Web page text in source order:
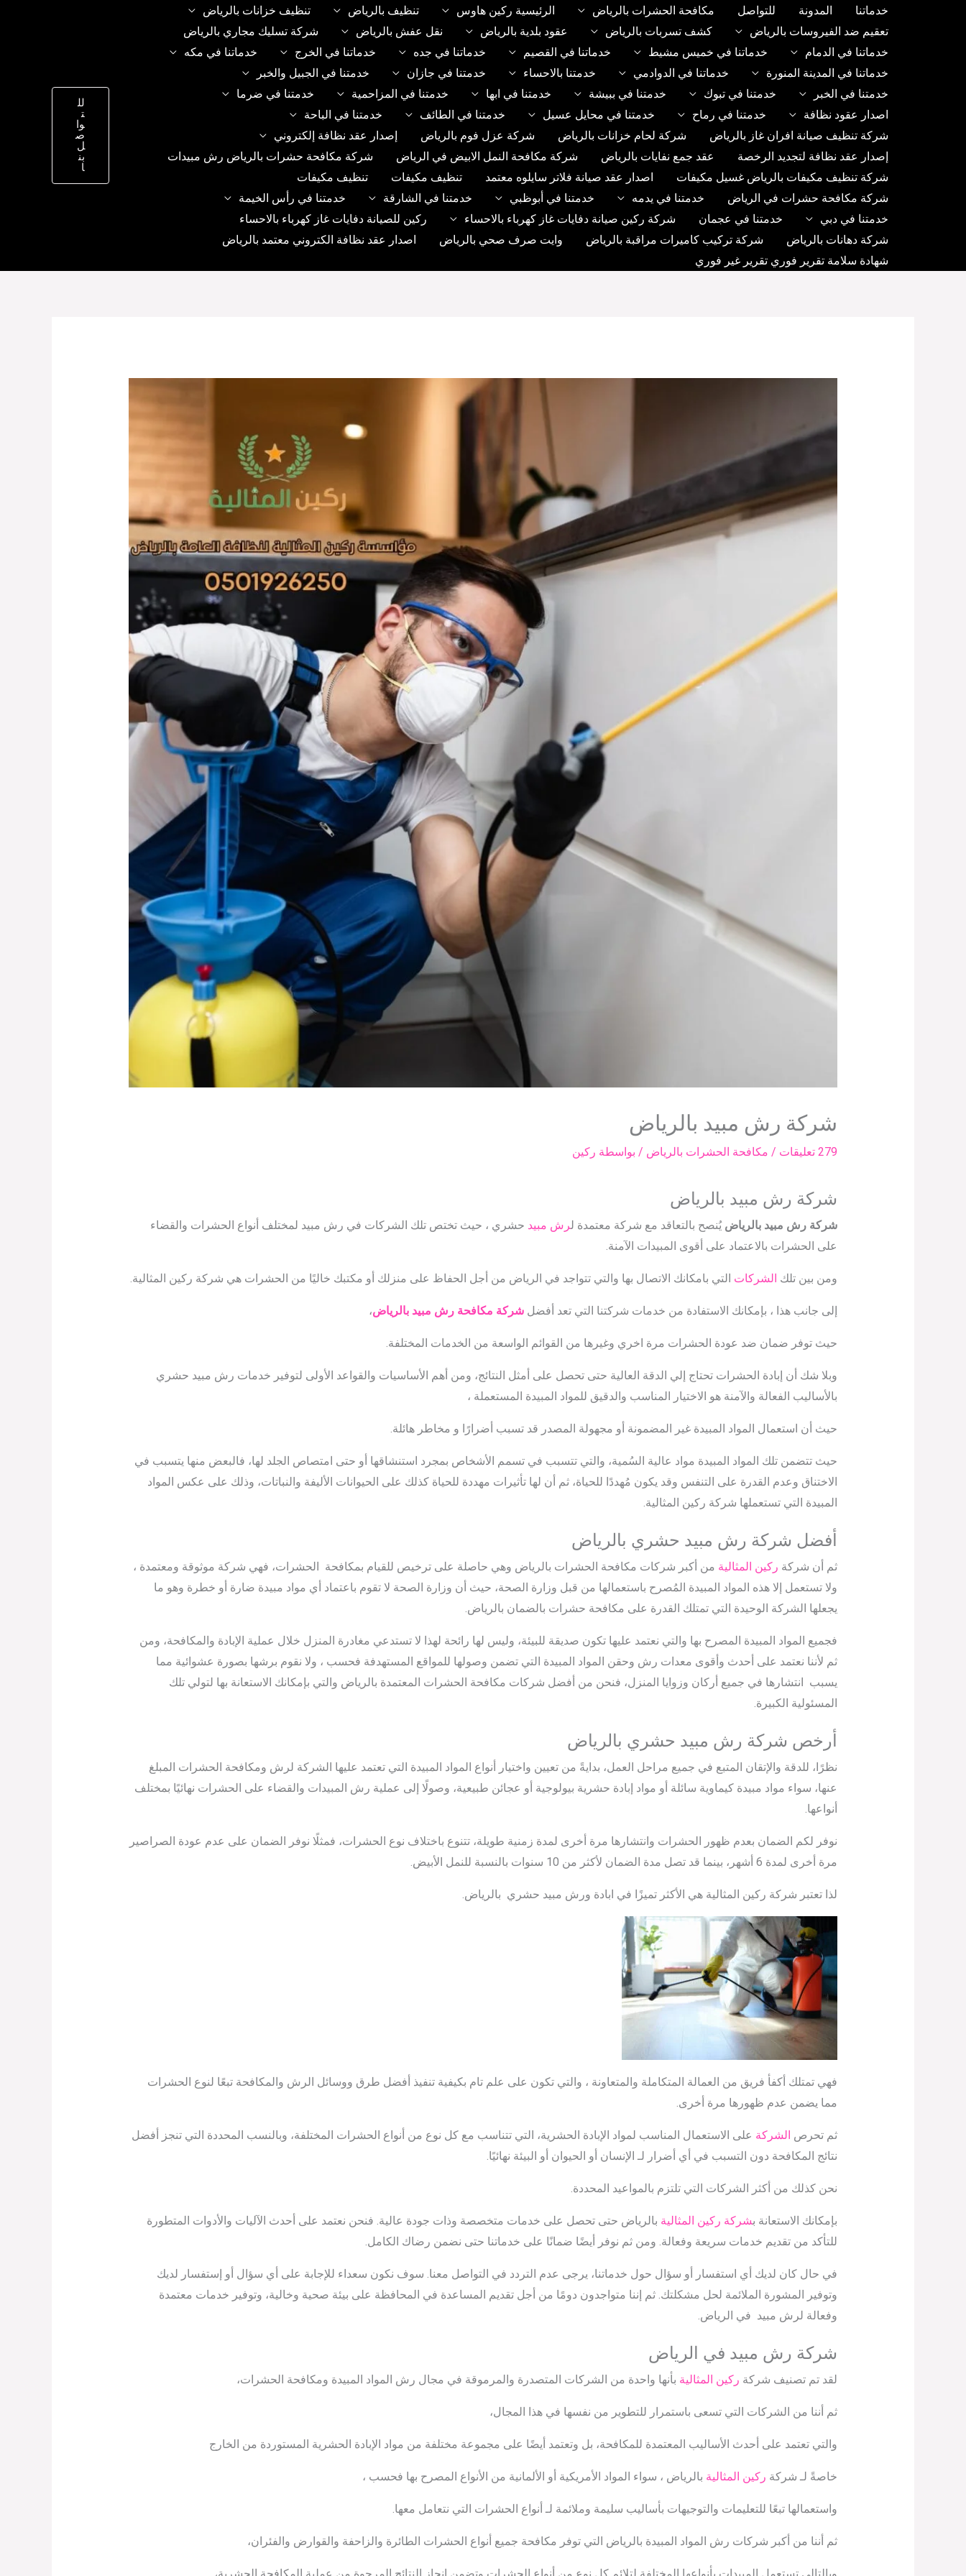
خدماتنا المدونة للتواصل مكافحة الحشرات بالرياض الرئيسية ركين هاوس تنظيف بالرياض
تنظيف خزانات بالرياض
تعقيم ضد الفيروسات بالرياض
كشف تسربات بالرياض عقود بلدية بالرياض نقل عفش بالرياض
شركة تسليك مجاري بالرياض
خدماتنا في الدمام
خدماتنا في خميس مشيط خدماتنا في القصيم خدماتنا في جده خدماتنا في الخرج
خدماتنا في مكه
خدماتنا في المدينة المنورة
خدماتنا في الدوادمي خدمتنا بالاحساء خدمتنا في جازان
خدمتنا في الجبيل والخبر
خدمتنا في الخبر
خدمتنا في تبوك خدمتنا في ببيشة خدمتنا في ابها خدمتنا في المزاحمية
خدمتنا في ضرما
اصدار عقود نظافة
خدمتنا في رماح خدمتنا في محايل عسيل خدمتنا في الطائف
خدمتنا في الباحة
شركة تنظيف صيانة افران غاز بالرياض
شركة لحام خزانات بالرياض شركة عزل فوم بالرياض
إصدار عقد نظافة إلكتروني
إصدار عقد نظافة لتجديد الرخصة
عقد جمع نفايات بالرياض شركة مكافحة النمل الابيض في الرياض
شركة مكافحة حشرات بالرياض رش مبيدات
شركة تنظيف مكيفات بالرياض غسيل مكيفات
اصدار عقد صيانة فلاتر سايلوه معتمد تنظيف مكيفات
تنظيف مكيفات
شركة مكافحة حشرات في الرياض
خدمتنا في يدمه خدمتنا في أبوظبي خدمتنا في الشارقة
خدمتنا في رأس الخيمة
خدمتنا في دبي
خدمتنا في عجمان شركة ركين صيانة دفايات غاز كهرباء بالاحساء
ركين للصيانة دفايات غاز كهرباء بالاحساء
شركة دهانات بالرياض
شركة تركيب كاميرات مراقبة بالرياض وايت صرف صحي بالرياض
اصدار عقد نظافة الكتروني معتمد بالرياض
شهادة سلامة تقرير فوري تقرير غير فوري
لل
ت
وا
ص
ل
بن
ا
شركة رش مبيد بالرياض
279 تعليقات / مكافحة الحشرات بالرياض / بواسطة ركين
شركة رش مبيد بالرياض
شركة رش مبيد بالرياض يُنصح بالتعاقد مع شركة معتمدة لرش مبيد حشري ، حيث تختص تلك الشركات في رش مبيد لمختلف أنواع الحشرات والقضاء
على الحشرات بالاعتماد على أقوى المبيدات الآمنة.
ومن بين تلك الشركات التي بامكانك الاتصال بها والتي تتواجد في الرياض من أجل الحفاظ على منزلك أو مكتبك خاليًا من الحشرات هي شركة ركين المثالية.
إلى جانب هذا ، بإمكانك الاستفادة من خدمات شركتنا التي تعد أفضل شركة مكافحة رش مبيد بالرياض،
حيث توفر ضمان ضد عودة الحشرات مرة اخري وغيرها من القوائم الواسعة من الخدمات المختلفة.
وبلا شك أن إبادة الحشرات تحتاج إلي الدقة العالية حتى تحصل على أمثل النتائج، ومن أهم الأساسيات والقواعد الأولى لتوفير خدمات رش مبيد حشري
بالأساليب الفعالة والآمنة هو الاختيار المناسب والدقيق للمواد المبيدة المستعملة ،
حيث أن استعمال المواد المبيدة غير المضمونة أو مجهولة المصدر قد تسبب أضرارًا و مخاطر هائلة.
حيث تتضمن تلك المواد المبيدة مواد عالية السُمية، والتي تتسبب في تسمم الأشخاص بمجرد استنشاقها أو حتى امتصاص الجلد لها، فالبعض منها يتسبب في
الاختناق وعدم القدرة على التنفس وقد يكون مُهددًا للحياة، ثم أن لها تأثيرات مهددة للحياة كذلك على الحيوانات الأليفة والنباتات، وذلك على عكس المواد
المبيدة التي تستعملها شركة ركين المثالية.
أفضل شركة رش مبيد حشري بالرياض
ثم أن شركة ركين المثالية من أكبر شركات مكافحة الحشرات بالرياض وهي حاصلة على ترخيص للقيام بمكافحة الحشرات، فهي شركة موثوقة ومعتمدة ،
ولا تستعمل إلا هذه المواد المبيدة المُصرح باستعمالها من قبل وزارة الصحة، حيث أن وزارة الصحة لا تقوم باعتماد أي مواد مبيدة ضارة أو خطرة وهو ما
يجعلها الشركة الوحيدة التي تمتلك القدرة على مكافحة حشرات بالضمان بالرياض.
فجميع المواد المبيدة المصرح بها والتي نعتمد عليها تكون صديقة للبيئة، وليس لها رائحة لهذا لا تستدعي مغادرة المنزل خلال عملية الإبادة والمكافحة، ومن
ثم لأننا نعتمد على أحدث وأقوى معدات رش وحقن المواد المبيدة التي تضمن وصولها للمواقع المستهدفة فحسب ، ولا نقوم برشها بصورة عشوائية مما
يسبب انتشارها في جميع أركان وزوايا المنزل، فنحن من أفضل شركات مكافحة الحشرات المعتمدة بالرياض والتي بإمكانك الاستعانة بها لتولي تلك
المسئولية الكبيرة.
أرخص شركة رش مبيد حشري بالرياض
نظرًا، للدقة والإتقان المتبع في جميع مراحل العمل، بدايةً من تعيين واختيار أنواع المواد المبيدة التي تعتمد عليها الشركة لرش ومكافحة الحشرات المبلغ
عنها، سواء مواد مبيدة كيماوية سائلة أو مواد إبادة حشرية بيولوجية أو عجائن طبيعية، وصولًا إلى عملية رش المبيدات والقضاء على الحشرات نهائيًا بمختلف
أنواعها.
نوفر لكم الضمان بعدم ظهور الحشرات وانتشارها مرة أخرى لمدة زمنية طويلة، تتنوع باختلاف نوع الحشرات، فمثلًا نوفر الضمان على عدم عودة الصراصير
مرة أخرى لمدة 6 أشهر، بينما قد تصل مدة الضمان لأكثر من 10 سنوات بالنسبة للنمل الأبيض.
لذا تعتبر شركة ركين المثالية هي الأكثر تميزًا في ابادة ورش مبيد حشري بالرياض.
فهي تمتلك أكفأ فريق من العمالة المتكاملة والمتعاونة ، والتي تكون على علم تام بكيفية تنفيذ أفضل طرق ووسائل الرش والمكافحة تبعًا لنوع الحشرات
مما يضمن عدم ظهورها مرة أخرى.
ثم تحرص الشركة على الاستعمال المناسب لمواد الإبادة الحشرية، التي تتناسب مع كل نوع من أنواع الحشرات المختلفة، وبالنسب المحددة التي تنجز أفضل
نتائج المكافحة دون التسبب في أي أضرار لـ الإنسان أو الحيوان أو البيئة نهائيًا.
نحن كذلك من أكثر الشركات التي تلتزم بالمواعيد المحددة.
بإمكانك الاستعانة بشركة ركين المثالية بالرياض حتى تحصل على خدمات متخصصة وذات جودة عالية. فنحن نعتمد على أحدث الآليات والأدوات المتطورة
للتأكد من تقديم خدمات سريعة وفعالة. ومن ثم نوفر أيضًا ضمانًا على خدماتنا حتى نضمن رضاك الكامل.
في حال كان لديك أي استفسار أو سؤال حول خدماتنا، يرجى عدم التردد في التواصل معنا. سوف نكون سعداء للإجابة على أي سؤال أو إستفسار لديك
وتوفير المشورة الملائمة لحل مشكلتك. ثم إننا متواجدون دومًا من أجل تقديم المساعدة في المحافظة على بيئة صحية وخالية، وتوفير خدمات معتمدة
وفعالة لرش مبيد في الرياض.
شركة رش مبيد في الرياض
لقد تم تصنيف شركة ركين المثالية بأنها واحدة من الشركات المتصدرة والمرموقة في مجال رش المواد المبيدة ومكافحة الحشرات،
ثم أننا من الشركات التي تسعى باستمرار للتطوير من نفسها في هذا المجال،
والتي تعتمد على أحدث الأساليب المعتمدة للمكافحة، بل وتعتمد أيضًا على مجموعة مختلفة من مواد الإبادة الحشرية المستوردة من الخارج
خاصةً لـ شركة ركين المثالية بالرياض ، سواء المواد الأمريكية أو الألمانية من الأنواع المصرح بها فحسب ،
واستعمالها تبعًا للتعليمات والتوجيهات بأساليب سليمة وملائمة لـ أنواع الحشرات التي نتعامل معها.
ثم أننا من أكبر شركات رش المواد المبيدة بالرياض التي توفر مكافحة جميع أنواع الحشرات الطائرة والزاحفة والقوارض والفئران،